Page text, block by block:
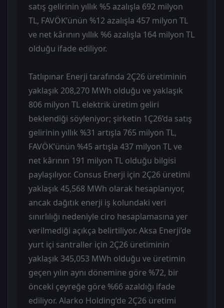
satış gelirinin yıllık %5 azalışla 692 milyon
TL, FAVÖK’ünün %12 azalışla 457 milyon TL
ve net kârının yıllık %6 azalışla 164 milyon TL
olduğu ifade ediliyor.
Tatlıpınar Enerji tarafında 2Ç26 üretiminin
yaklaşık 208,270 MWh olduğu ve yaklaşık
806 milyon TL elektrik üretim geliri
beklendiği söyleniyor; şirketin 1Ç26’da satış
gelirinin yıllık %31 artışla 765 milyon TL,
FAVÖK’ünün %45 artışla 437 milyon TL ve
net kârının 191 milyon TL olduğu bilgisi
paylaşılıyor. Consus Enerji için 2Ç26 üretimi
yaklaşık 45,568 MWh olarak hesaplanıyor,
ancak dağıtık enerji iş kolundaki veri
sınırlılığı nedeniyle ciro hesaplamasına yer
verilmediği açıkça belirtiliyor. Aksa Enerji’de
yurt içi santraller için 2Ç26 üretiminin
yaklaşık 345,053 MWh olduğu ve üretimin
geçen yılın aynı dönemine göre %72, bir
önceki çeyreğe göre %66 azaldığı ifade
ediliyor. Alarko Holding’de 2Ç26 üretimi